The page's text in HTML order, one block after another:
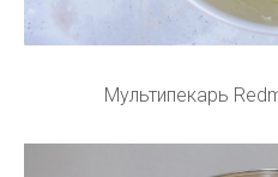
Мультипекарь